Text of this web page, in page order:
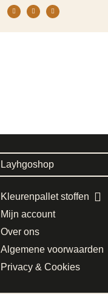
Layhgoshop
Kleurenpallet stoffen
Mijn account
Over ons
Algemene voorwaarden
Privacy & Cookies